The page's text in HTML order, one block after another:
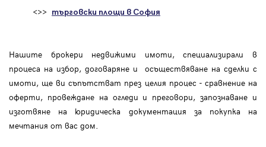
<>> търговски площи в София
Нашите брокери недвижими имоти, специализирали в
процеса на избор, договаряне и осъществяване на сделки с
имоти, ще ви съпътстват през целия процес - сравнение на
оферти, провеждане на огледи и преговори, запознаване и
изготвяне на юридическа документация за покупка на
мечтания от вас дом.